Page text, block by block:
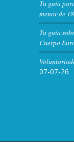
Tu guía
menor de
Tu guía
Cuerpo
07-07-26